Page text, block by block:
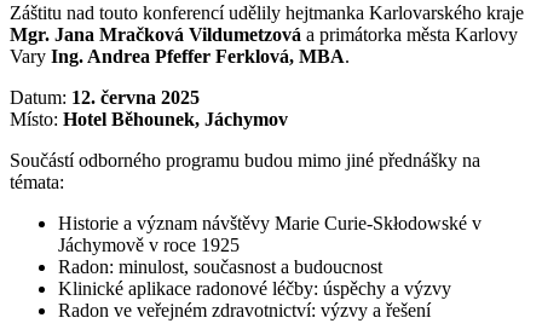
Záštitu nad touto konferencí udělily hejtmanka Karlovarského kraje
Mgr. Jana Mračková Vildumetzová a primátorka města Karlovy
Vary Ing. Andrea Pfeffer Ferklová, MBA.
Datum: 12. června 2025
Místo: Hotel Běhounek, Jáchymov
Součástí odborného programu budou mimo jiné přednášky na
témata:
Historie a význam návštěvy Marie Curie-Skłodowské v
Jáchymově v roce 1925
Radon: minulost, současnost a budoucnost
Klinické aplikace radonové léčby: úspěchy a výzvy
Radon ve veřejném zdravotnictví: výzvy a řešení